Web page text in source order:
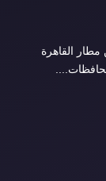
القاهرة